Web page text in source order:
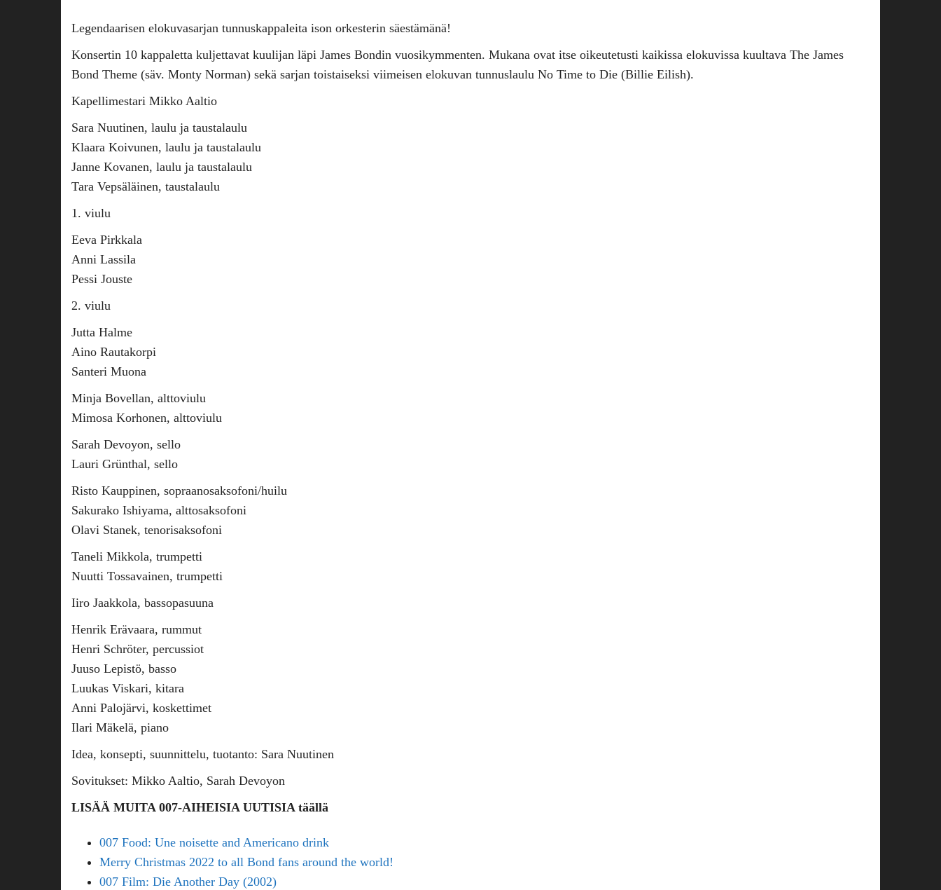
Legendaarisen elokuvasarjan tunnuskappaleita ison orkesterin säestämänä!
Konsertin 10 kappaletta kuljettavat kuulijan läpi James Bondin vuosikymmenten. Mukana ovat itse oikeutetusti kaikissa elokuvissa kuultava The James
Bond Theme (säv. Monty Norman) sekä sarjan toistaiseksi viimeisen elokuvan tunnuslaulu No Time to Die (Billie Eilish).
Kapellimestari Mikko Aaltio
Sara Nuutinen, laulu ja taustalaulu
Klaara Koivunen, laulu ja taustalaulu
Janne Kovanen, laulu ja taustalaulu
Tara Vepsäläinen, taustalaulu
1. viulu
Eeva Pirkkala
Anni Lassila
Pessi Jouste
2. viulu
Jutta Halme
Aino Rautakorpi
Santeri Muona
Minja Bovellan, alttoviulu
Mimosa Korhonen, alttoviulu
Sarah Devoyon, sello
Lauri Grünthal, sello
Risto Kauppinen, sopraanosaksofoni/huilu
Sakurako Ishiyama, alttosaksofoni
Olavi Stanek, tenorisaksofoni
Taneli Mikkola, trumpetti
Nuutti Tossavainen, trumpetti
Iiro Jaakkola, bassopasuuna
Henrik Erävaara, rummut
Henri Schröter, percussiot
Juuso Lepistö, basso
Luukas Viskari, kitara
Anni Palojärvi, koskettimet
Ilari Mäkelä, piano
Idea, konsepti, suunnittelu, tuotanto: Sara Nuutinen
Sovitukset: Mikko Aaltio, Sarah Devoyon
LISÄÄ MUITA 007-AIHEISIA UUTISIA täällä
007 Food: Une noisette and Americano drink
Merry Christmas 2022 to all Bond fans around the world!
007 Film: Die Another Day (2002)